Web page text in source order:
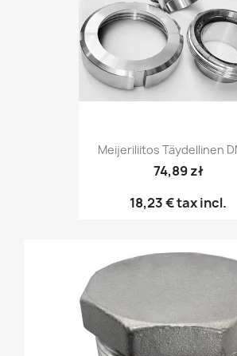
Meijeriliitos Täydellinen
74,89 zł
18,23 €tax incl.